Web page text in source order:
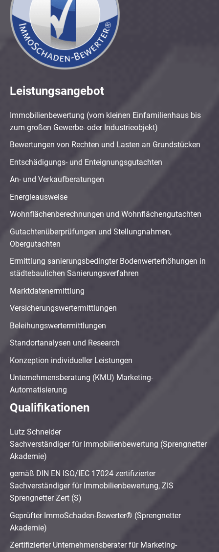
Leistungsangebot
Immobilienbewertung (vom kleinen Einfamilienhaus bis
zum großen Gewerbe- oder Industrieobjekt)
Bewertungen von Rechten und Lasten an Grundstücken
Entschädigungs- und Enteignungsgutachten
An- und Verkaufberatungen
Energieausweise
Wohnflächenberechnungen und Wohnflächengutachten
Gutachtenüberprüfungen und Stellungnahmen,
Obergutachten
Ermittlung sanierungsbedingter Bodenwerterhöhungen in
städtebaulichen Sanierungsverfahren
Marktdatenermittlung
Versicherungswertermittlungen
Beleihungswertermittlungen
Standortanalysen und Research
Konzeption individueller Leistungen
Unternehmensberatung (KMU) Marketing-
Automatisierung
Qualifikationen
Lutz Schneider
Sachverständiger für Immobilienbewertung (Sprengnetter
Akademie)
gemäß DIN EN ISO/IEC 17024 zertifizierter
Sachverständiger für Immobilienbewertung, ZIS
Sprengnetter Zert (S)
Geprüfter ImmoSchaden-Bewerter® (Sprengnetter
Akademie)
Zertifizierter Unternehmensberater für Marketing-